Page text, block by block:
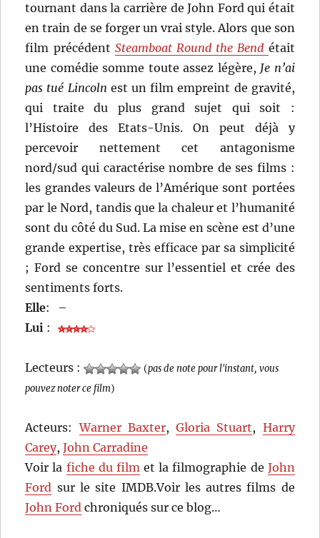
tournant dans la carrière de John Ford qui était
en train de se forger un vrai style. Alors que son
film précédent Steamboat Round the Bend était
une comédie somme toute assez légère, Je n’ai
pas tué Lincoln est un film empreint de gravité,
qui traite du plus grand sujet qui soit :
l’Histoire des Etats-Unis. On peut déjà y
percevoir nettement cet antagonisme
nord/sud qui caractérise nombre de ses films :
les grandes valeurs de l’Amérique sont portées
par le Nord, tandis que la chaleur et l’humanité
sont du côté du Sud. La mise en scène est d’une
grande expertise, très efficace par sa simplicité
; Ford se concentre sur l’essentiel et crée des
sentiments forts.
Elle:
–
Lui :
Lecteurs : (pas de note pour l'instant, vous
pouvez noter ce film)
Acteurs:Warner Baxter,Gloria Stuart, Harry
Carey,John Carradine
Voir la fiche du filmet la filmographie de John
Ford sur le site IMDB.Voir les autres films de
John Ford chroniqués sur ce blog…